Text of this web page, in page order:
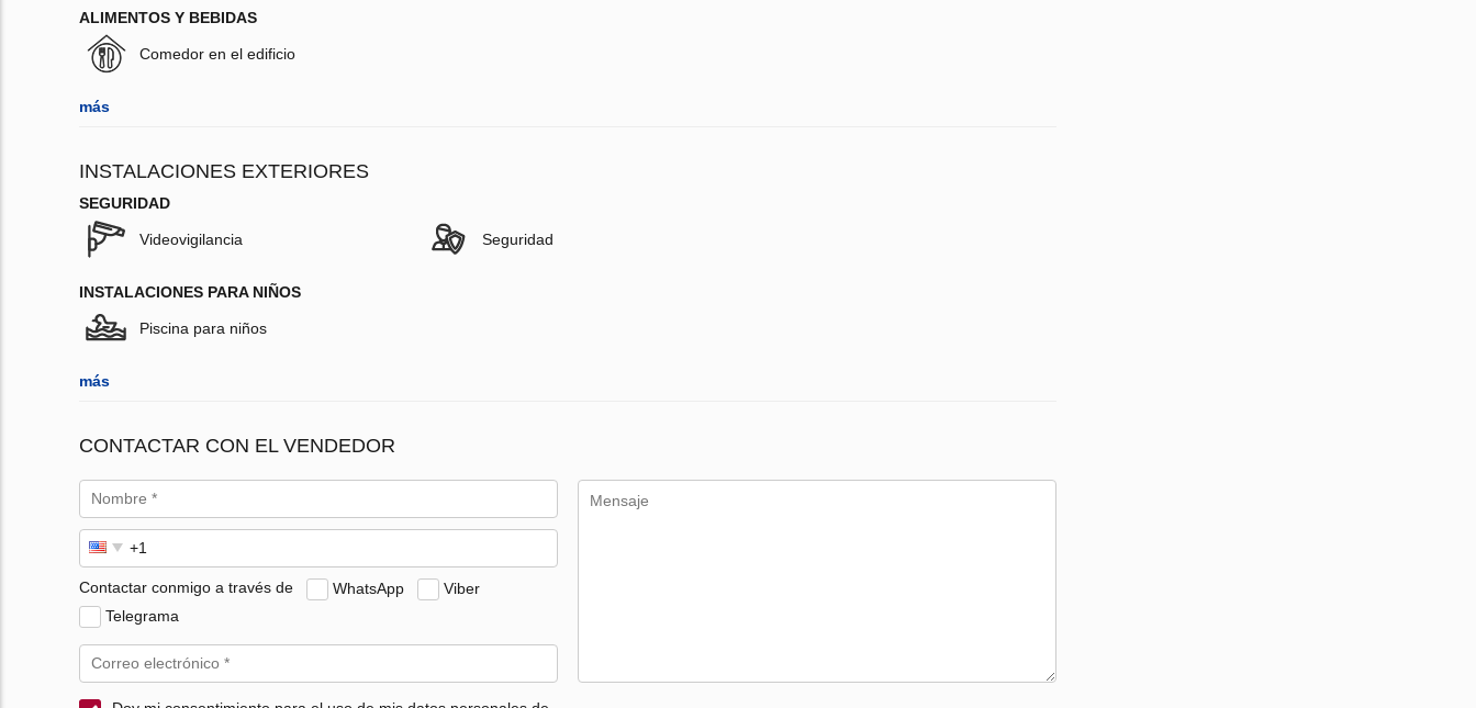
ALIMENTOS Y BEBIDAS
Comedor en el edificio
más
INSTALACIONES EXTERIORES
SEGURIDAD
Videovigilancia Seguridad
INSTALACIONES PARA NIÑOS
Piscina para niños
más
CONTACTAR CON EL VENDEDOR
Contactar conmigo a través de WhatsApp
Viber
Telegrama